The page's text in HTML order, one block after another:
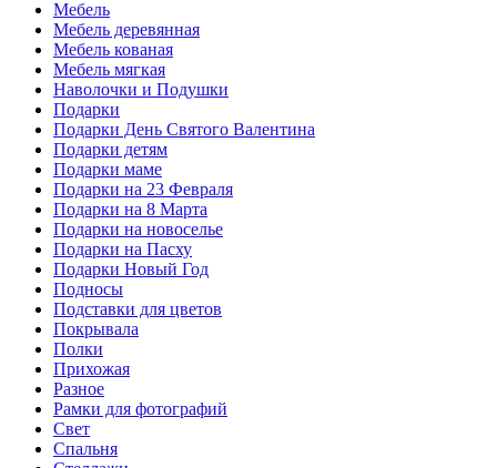
Мебель
Мебель деревянная
Мебель кованая
Мебель мягкая
Наволочки и Подушки
Подарки
Подарки День Святого Валентина
Подарки детям
Подарки маме
Подарки на 23 Февраля
Подарки на 8 Марта
Подарки на новоселье
Подарки на Пасху
Подарки Новый Год
Подносы
Подставки для цветов
Покрывала
Полки
Прихожая
Разное
Рамки для фотографий
Свет
Спальня